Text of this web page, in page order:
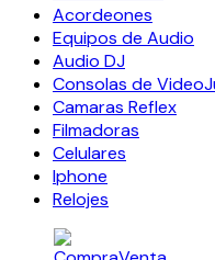
Acordeones
Equipos de Audio
Audio DJ
Consolas de
Camaras Reflex
Filmadoras
Celulares
Iphone
Relojes